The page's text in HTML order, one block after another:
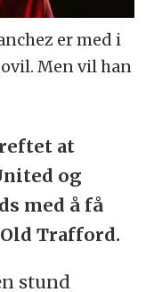
er med i
Men vil han
at
og
med å få
Trafford.
stund